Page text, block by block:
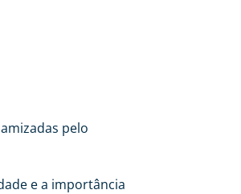
pelo
e a importância